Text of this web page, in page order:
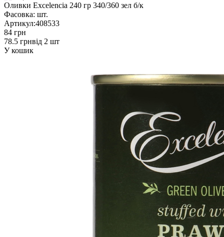
Оливки Excelencia 240 гр 340/360 зел б/к
Фасовка: шт.
Артикул:408533
84 грн
78.5 грнвід 2 шт
У кошик